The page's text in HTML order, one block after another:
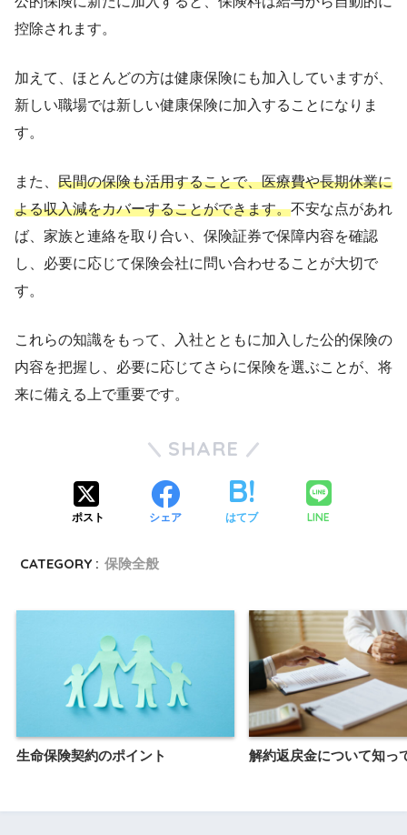
控除されます。
加えて、ほとんどの方は健康保険にも加入していますが、
新しい職場では新しい健康保険に加入することになりま
す。
また、 民間の保険も活用することで、医療費や長期休業に
よる収入減をカバーすることができます。不安な点があれ
ば、家族と連絡を取り合い、保険証券で保障内容を確認
し、必要に応じて保険会社に問い合わせることが大切で
す。
これらの知識をもって、入社とともに加入した公的保険の
内容を把握し、必要に応じてさらに保険を選ぶことが、将
来に備える上で重要です。
SHARE
ポスト シェア はてブ LINE
CATEGORY : 保険全般
生命保険契約のポイント 解約返戻金について知っ